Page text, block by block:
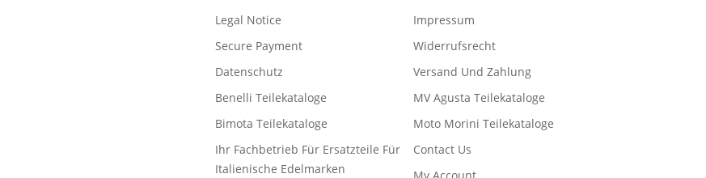
Legal Notice
Impressum
Secure Payment
Widerrufsrecht
Datenschutz
Versand Und Zahlung
Benelli Teilekataloge
MV Agusta Teilekataloge
Bimota Teilekataloge
Moto Morini Teilekataloge
Ihr Fachbetrieb Für Ersatzteile Für
Italienische Edelmarken
Contact Us